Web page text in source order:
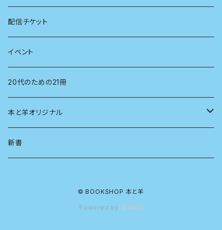
看護学
心理学
経営学
言語学
法律
人類学
電子版（EPub）
電子版（PDF）
配信チケット
イベント
20代のための21冊
本と羊オリジナル
アロマスプレー
新書
© BOOKSHOP 本と羊
Powered by